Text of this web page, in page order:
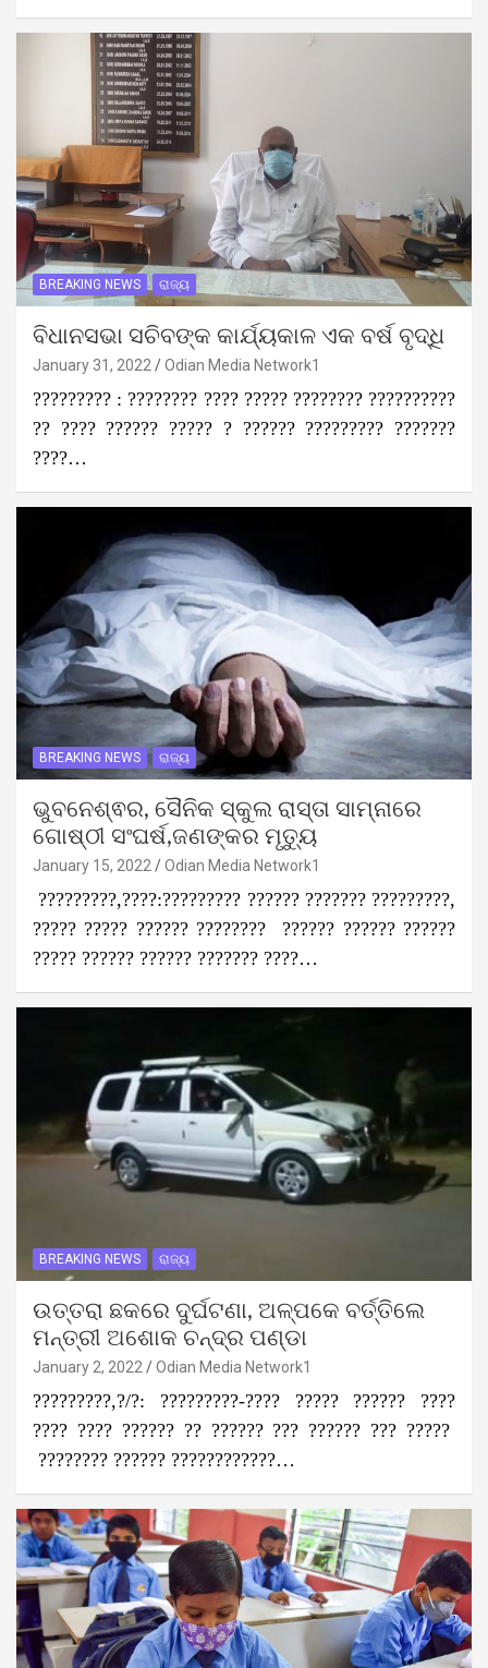
BREAKING NEWS ରାଜ୍ୟ
ବିଧାନସଭା ସଚିବଙ୍କ କାର୍ଯ୍ୟକାଳ ଏକ ବର୍ଷ ବୃଦ୍ଧି
January 31, 2022 Odian Media Network1
????????? : ???????? ???? ????? ???????? ??????????
?? ???? ?????? ????? ? ?????? ????????? ???????
????…
BREAKING NEWS ରାଜ୍ୟ
ଭୁବନେଶ୍ଵର, ସୈନିକ ସ୍କୁଲ ରାସ୍ତା ସାମ୍ନାରେ
ଗୋଷ୍ଠୀ ସଂଘର୍ଷ,ଜଣଙ୍କର ମୃତ୍ୟୁ
January 15, 2022 Odian Media Network1
?????????,????:????????? ?????? ??????? ?????????,
????? ????? ?????? ???????? ?????? ?????? ??????
????? ?????? ?????? ??????? ????…
BREAKING NEWS ରାଜ୍ୟ
ଉତ୍ତରା ଛକରେ ଦୁର୍ଘଟଣା, ଅଳ୍ପକେ ବର୍ତ୍ତିଲେ
ମନ୍ତ୍ରୀ ଅଶୋକ ଚନ୍ଦ୍ର ପଣ୍ଡା
January 2, 2022 Odian Media Network1
?????????,?/?: ?????????-???? ????? ?????? ????
???? ???? ?????? ?? ?????? ??? ?????? ??? ?????
???????? ?????? ????????????…